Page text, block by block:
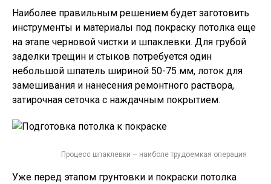
Наиболее правильным решением будет заготовить
инструменты и материалы под покраску потолка еще
на этапе черновой чистки и шпаклевки. Для грубой
заделки трещин и стыков потребуется один
небольшой шпатель шириной 50-75 мм, лоток для
замешивания и нанесения ремонтного раствора,
затирочная сеточка с наждачным покрытием.
Процесс шпаклевки – наиболе трудоемкая операция
Уже перед этапом грунтовки и покраски потолка